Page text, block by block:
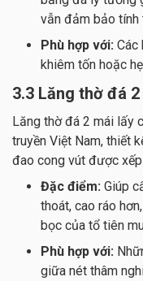
vẫn đảm bảo tính
Phù hợp với: Các
khiêm tốn hoặc
3.3 Lăng thờ đá
Lăng thờ đá 2 mái lấy
truyền Việt Nam, thiết
đao cong vút được
Đặc điểm: Giúp
thoát, cao ráo
bọc của tổ tiên
Phù hợp với:
giữa nét thâm